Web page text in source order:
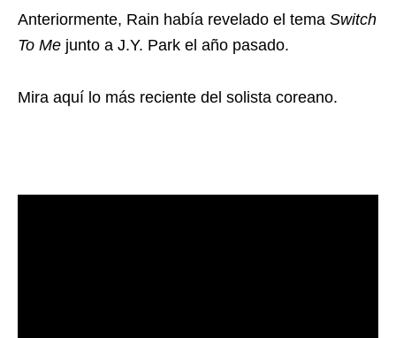
Anteriormente, Rain había revelado el tema Switch
To Me junto a J.Y. Park el año pasado.
Mira aquí lo más reciente del solista coreano.